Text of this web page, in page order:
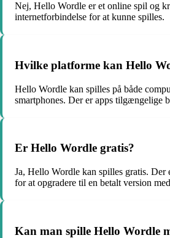
Nej, Hello Wordle er et online spil og
internetforbindelse for at kunne spilles.
Hvilke platforme kan Hello
Hello Wordle kan spilles på både
smartphones. Der er apps tilgængelige
Er Hello Wordle gratis?
Ja, Hello Wordle kan spilles gratis. Der
for at opgradere til en betalt version
Kan man spille Hello Wordle